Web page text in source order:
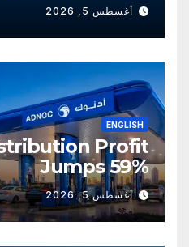
أغسطس 5, 2026
ENGLISH
Profit
Jumps 59%
أغسطس 5, 2026